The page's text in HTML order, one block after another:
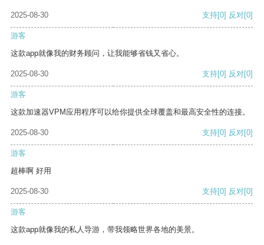
2025-08-30 支持[0] 反对[0]
游客
这款app就像我的财务顾问，让我能够省钱又省心。
2025-08-30 支持[0] 反对[0]
游客
这款加速器VPM应用程序可以给你提供全球覆盖和最高安全性的连接。
2025-08-30 支持[0] 反对[0]
游客
超棒啊 好用
2025-08-30 支持[0] 反对[0]
游客
这款app就像我的私人导游，带我领略世界各地的美景。